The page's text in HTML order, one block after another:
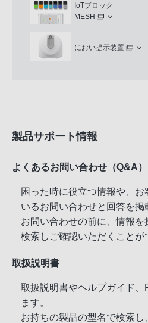
IoTブロック
MESH
におい提示装置
製品サポート情報
よくあるお問い合わせ（Q&A）
困った時に役立つ情報や、
いるお問い合わせと回答を掲
お問い合わせの前に、情報
検索しご確認いただくことが
取扱説明書
取扱説明書やヘルプガイド
ます。
お持ちの製品の型名で検索し